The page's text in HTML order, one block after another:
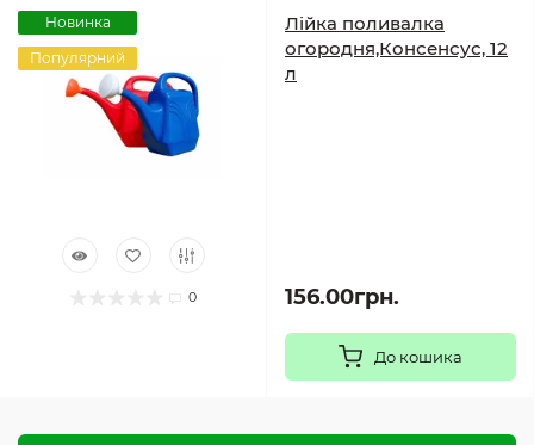
Новинка
Популярний
0
Лійка поливалка
огородня,Консенсус, 12
л
156.00грн.
До кошика